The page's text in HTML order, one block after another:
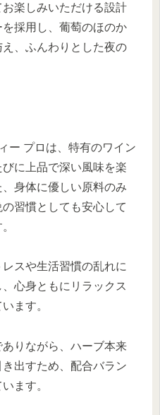
楽しみいただける設計
採用し、葡萄のほのか
、ふんわりとした夜の
ー プロは、特有のワイン
に上品で深い風味を楽
身体に優しい原料のみ
習慣としても安心して
スや生活習慣の乱れに
心身ともにリラックス
ます。
りながら、ハーブ本来
出すため、配合バラン
ます。